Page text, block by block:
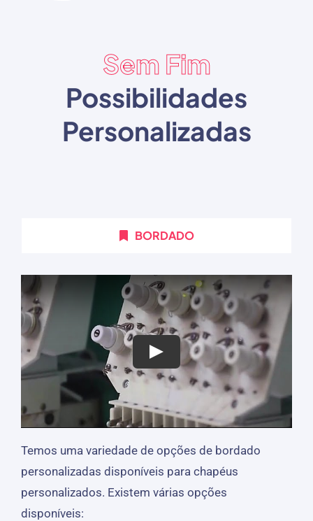
Sem Fim
Possibilidades
Personalizadas
BORDADO
Temos uma variedade de opções de bordado
personalizadas disponíveis para chapéus
personalizados. Existem várias opções
disponíveis: